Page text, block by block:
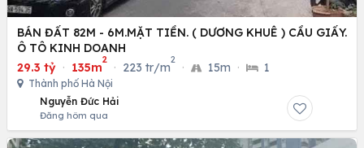
BÁN ĐẤT 82M - 6M.MẶT TIỀN. ( DƯƠNG KHUÊ ) CẦU GIẤY.
Ô TÔ KINH DOANH
29.3 tỷ · 135m
2
· 223 tr/m
2
· 15m · 1
Thành phố Hà Nội
Nguyễn Đức Hải
Đăng hôm qua